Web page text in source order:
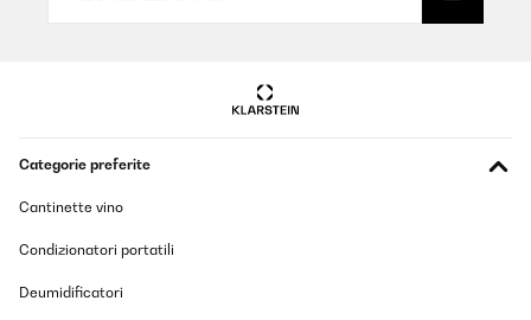
Categorie preferite
Cantinette vino
Condizionatori portatili
Deumidificatori